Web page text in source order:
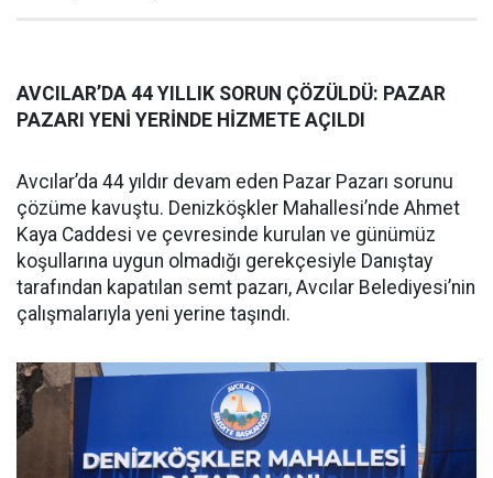
AVCILAR’DA 44 YILLIK SORUN ÇÖZÜLDÜ: PAZAR
PAZARI YENİ YERİNDE HİZMETE AÇILDI
Avcılar’da 44 yıldır devam eden Pazar Pazarı sorunu
çözüme kavuştu. Denizköşkler Mahallesi’nde Ahmet
Kaya Caddesi ve çevresinde kurulan ve günümüz
koşullarına uygun olmadığı gerekçesiyle Danıştay
tarafından kapatılan semt pazarı, Avcılar Belediyesi’nin
çalışmalarıyla yeni yerine taşındı.